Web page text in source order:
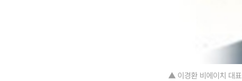
▲ 이경환 비에이치 대